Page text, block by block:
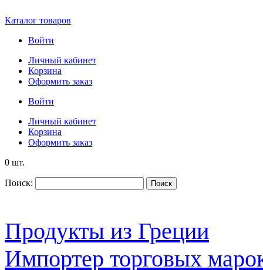
Каталог товаров
Войти
Личный кабинет
Корзина
Оформить заказ
Войти
Личный кабинет
Корзина
Оформить заказ
0 шт.
Поиск: Поиск
Продукты из Греции
Импортер торговых